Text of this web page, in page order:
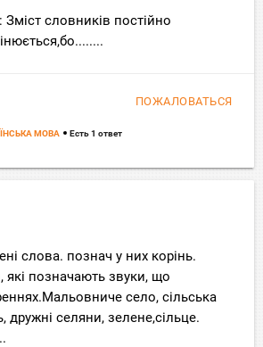
Зміст словників постійно
ПОЖАЛОВАТЬСЯ
МОВА Есть 1 ответ
слова. познач у них корінь.
які позначають звуки, що
село, сільська
дружні селяни, зелене,сільце.